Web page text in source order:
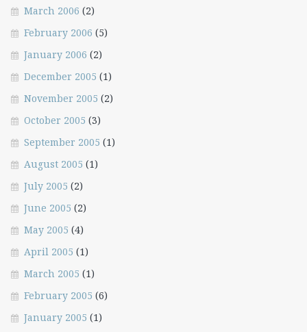
March 2006 (2)
February 2006 (5)
January 2006 (2)
December 2005 (1)
November 2005 (2)
October 2005 (3)
September 2005 (1)
August 2005 (1)
July 2005 (2)
June 2005 (2)
May 2005 (4)
April 2005 (1)
March 2005 (1)
February 2005 (6)
January 2005 (1)